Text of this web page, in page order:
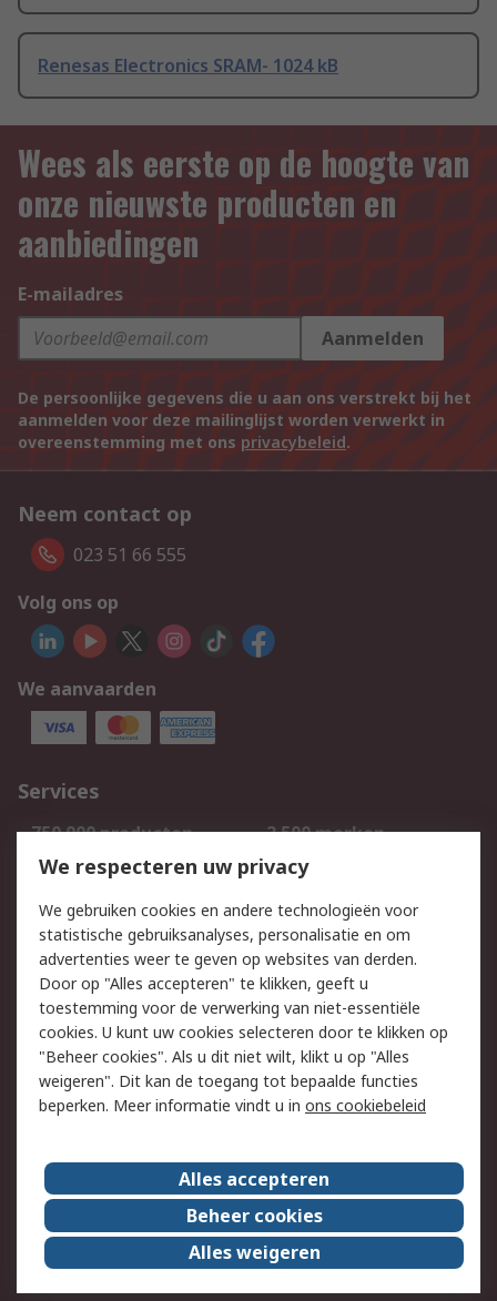
Renesas Electronics SRAM- 1024 kB
Wees als eerste op de hoogte van
onze nieuwste producten en
aanbiedingen
E-mailadres
Aanmelden
De persoonlijke gegevens die u aan ons verstrekt bij het
aanmelden voor deze mailinglijst worden verwerkt in
overeenstemming met ons privacybeleid.
Neem contact op
023 51 66 555
Volg ons op
We aanvaarden
Services
750.000 producten
2.500 merken
Bestellen
Inkoopoplossingen
Track & Trace
Wettelijk
Cookiebeleid
Email veiligheid
Privacybeleid
Websitevoorwaarden
Algemene
verkoopvoorwaarden
Over RS
RS Group
Over ons
RS wereldwijd
Werken bij RS
ESG
We respecteren uw privacy
We gebruiken cookies en andere technologieën voor
statistische gebruiksanalyses, personalisatie en om
advertenties weer te geven op websites van derden.
Door op "Alles accepteren" te klikken, geeft u
toestemming voor de verwerking van niet-essentiële
cookies. U kunt uw cookies selecteren door te klikken op
"Beheer cookies". Als u dit niet wilt, klikt u op "Alles
weigeren". Dit kan de toegang tot bepaalde functies
beperken. Meer informatie vindt u in ons cookiebeleid
Alles accepteren
Beheer cookies
Alles weigeren